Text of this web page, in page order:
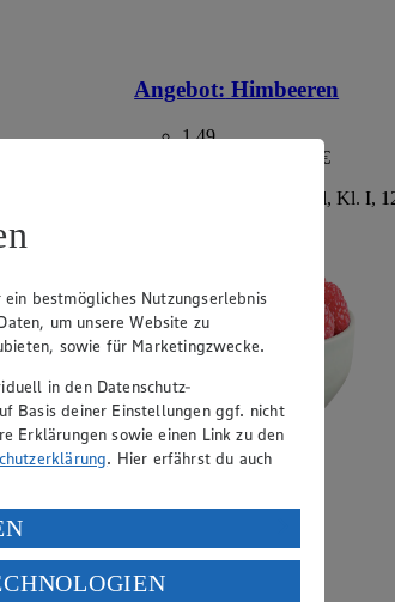
Kl. I, 500g
Angebot: Himbeeren
1.49
Festpreis von 1.49€
aus Deutschland/Portugal, Kl. I,
bestmögliches Nutzungserlebnis
um unsere Website zu
sowie für Marketingzwecke.
in den Datenschutz-
Basis deiner Einstellungen ggf. nicht
Erklärungen sowie einen Link zu den
. Hier erfährst du auch
durch Facebook und YouTube:
Art. 49 Abs. 1 Satz 1 lit. a) DSGVO
EuGH sieht die USA als Land mit